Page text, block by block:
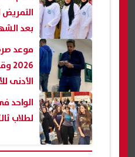
بعد
2026
موعد
الأدنى
الواحد
لطلاب